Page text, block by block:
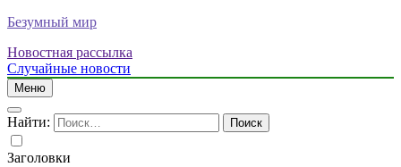
Безумный мир
Новостная рассылка
Случайные новости
Меню
Найти:
Заголовки